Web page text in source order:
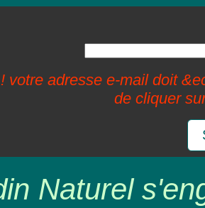
votre adresse e-mail doit
de cliquer
Naturel